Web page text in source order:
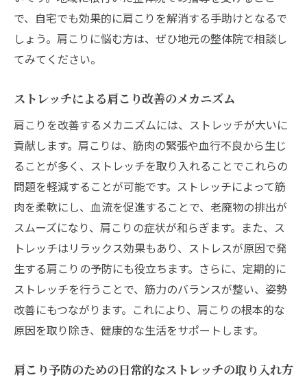
戦略
東京都杉並区永福でのストレッチコミュニ
ティ参加
肩こり撃退を目指すストレッチチャレンジ
肩こり改善のための健康的な生活習慣
ストレッチとマインドフルネスの組み合わ
せ
肩こりに最適なストレッチ東京都杉並区永福で
の実践的な取り組み
肩こり対策に有効なストレッチのバリエー
ション
東京都杉並区永福で人気のストレッチセラ
ピー
肩こり改善のための正しいフォームの重要
肩こりに効くストレッチのタイミングとコ
で、自宅でも効果的に肩こりを解消する手助けとなるで
しょう。肩こりに悩む方は、ぜひ地元の整体院で相談し
てみてください。
ストレッチによる肩こり改善のメカニズム
肩こりを改善するメカニズムには、ストレッチが大いに
貢献します。肩こりは、筋肉の緊張や血行不良から生じ
ることが多く、ストレッチを取り入れることでこれらの
問題を軽減することが可能です。ストレッチによって筋
肉を柔軟にし、血流を促進することで、老廃物の排出が
スムーズになり、肩こりの症状が和らぎます。また、ス
トレッチはリラックス効果もあり、ストレスが原因で発
生する肩こりの予防にも役立ちます。さらに、定期的に
ストレッチを行うことで、筋力のバランスが整い、姿勢
改善にもつながります。これにより、肩こりの根本的な
原因を取り除き、健康的な生活をサポートします。
肩こり予防のための日常的なストレッチの取り入れ方